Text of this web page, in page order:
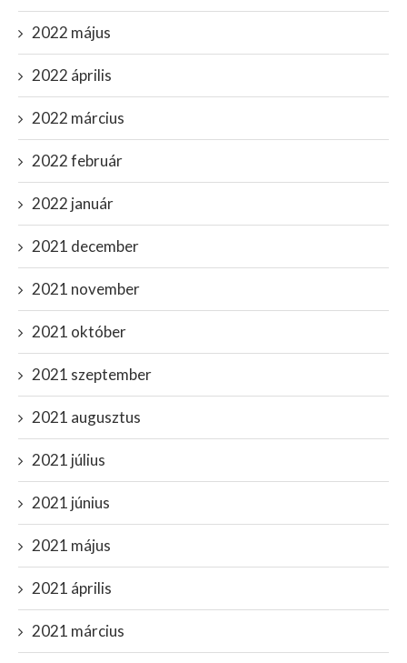
2022 május
2022 április
2022 március
2022 február
2022 január
2021 december
2021 november
2021 október
2021 szeptember
2021 augusztus
2021 július
2021 június
2021 május
2021 április
2021 március